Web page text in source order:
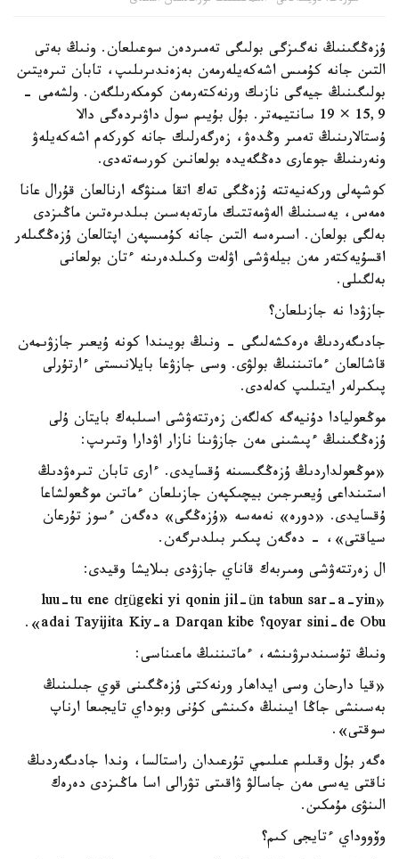
ۇزەڭگىنىڭ نەگىزگى بولىگى تەمىردەن سوعىلعان. ونىڭ بەتى
التىن جانە كۇمىس اشەكەيلەرمەن بەزەندىرىلىپ، تابان تىرەيتىن
بولىگىنىڭ جيەگى نازىك ورنەكتەرمەن كومكەرىلگەن. ولشەمى -
15,9 × 19 سانتيمەتر. بۇل بۇيىم سول داۋىردەگى دالا
ۇستالارىنىڭ تەمىر وڭدەۋ، زەرگەرلىك جانە كوركەم اشەكەيلەۋ
ونەرىنىڭ جوعارى دەڭگەيدە بولعانىن كورسەتەدى.
كوشپەلى وركەنيەتتە ۇزەڭگى تەك اتقا مىنۋگە ارنالعان قۇرال عانا
ەمەس، يەسىنىڭ الەۋمەتتىك مارتەبەسىن بىلدىرەتىن ماڭىزدى
بەلگى بولعان. اسىرەسە التىن جانە كۇمىسپەن اپتالعان ۇزەڭگىلەر
اقسۇيەكتەر مەن بيلەۋشى اۋلەت وكىلدەرىنە ءتان بولعانى
بەلگىلى.
جازۋدا نە جازىلعان؟
جادىگەردىڭ ەرەكشەلىگى - ونىڭ بويىندا كونە ۇيعىر جازۋىمەن
قاشالعان ءماتىننىڭ بولۋى. وسى جازۋعا بايلانىستى ءارتۇرلى
پىكىرلەر ايتىلىپ كەلەدى.
موڭعوليادا دۇنيەگە كەلگەن زەرتتەۋشى اسىلبەك بايتان ۇلى
ۇزەڭگىنىڭ ءپىشىنى مەن جازۋىنا نازار اۋدارا وتىرىپ:
«موڭعولداردىڭ ۇزەڭگىسىنە ۇقسايدى. ءارى تابان تىرەۋدىڭ
استىنداعى ۇيعىرجىن بيچىكپەن جازىلعان ءماتىن موڭعولشاعا
ۇقسايدى. «دورە» نەمەسە «ۇزەڭگى» دەگەن ءسوز تۇرعان
سياقتى»، - دەگەن پىكىر بىلدىرگەن.
ال زەرتتەۋشى ومىربەك قاناي جازۋدى بىلايشا وقيدى:
«luu-tu ene dِrügeki yi qonin jil-ün tabun sar-a-yin
qoyar sini-de Obu؟ adai Tayijita Kiy-a Darqan kibe».
ونىڭ تۇسىندىرۋىنشە، ءماتىننىڭ ماعىناسى:
«قيا دارحان وسى ايداھار ورنەكتى ۇزەڭگىنى قوي جىلىنىڭ
بەسىنشى جاڭا ايىنىڭ ەكىنشى كۇنى وبوداي تايجىعا ارناپ
سوقتى».
ەگەر بۇل وقىلىم عىلىمي تۇرعىدان راستالسا، وندا جادىگەردىڭ
ناقتى يەسى مەن جاسالۋ ۋاقىتى تۋرالى اسا ماڭىزدى دەرەك
الىنۋى مۇمكىن.
وۆووداي ءتايجى كىم؟